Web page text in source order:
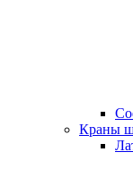
Краны